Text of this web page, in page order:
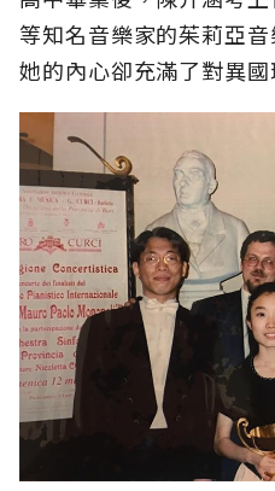
等知名音樂家的茱莉亞
她的內心卻充滿了對異